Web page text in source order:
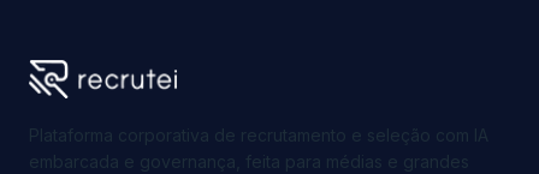
Plataforma corporativa de recrutamento e seleção com IA
embarcada e governança, feita para médias e grandes